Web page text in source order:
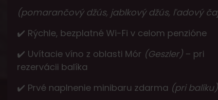
(pomarančový džús, jablkový džús, ľadový
✔️ Rýchle, bezplatné Wi-Fi v celom penzióne
✔️ Uvítacie víno z oblasti Mór (Geszler) – pri
rezervácii balíka
✔️ Prvé naplnenie minibaru zdarma (pri balíku)